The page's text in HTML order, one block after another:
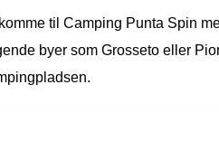
til Camping Punta Spin
byer som Grosseto eller